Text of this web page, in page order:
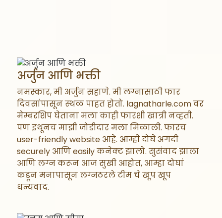
अर्जुन आणि भक्ती
नमस्कार, मी अर्जुन सहाणे. मी लग्नासाठी फार
दिवसांपासून स्थळ पाहत होतो. lagnatharle.com वर
मेम्बरशिप घेताना मला काही फारशी खात्री नव्हती.
पण इथूनच माझी जोडीदार मला मिळाली. फारच
user-friendly website आहे. आम्ही दोघे अगदी
securely आणि easily कनेक्ट झालो. सुसंवाद झाला
आणि लग्न करून आज सुखी आहोत, आम्हा दोघां
कडून मनापासून लग्नठरले टीम चे खूप खूप
धन्यवाद.